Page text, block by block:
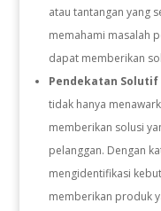
atau tantangan yang
memahami masalah
dapat memberikan
Pendekatan Solutif
tidak hanya
memberikan solusi
pelanggan. Dengan
mengidentifikasi
memberikan produk